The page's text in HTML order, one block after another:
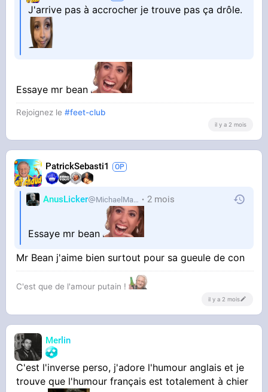
J'arrive pas à accrocher je trouve pas ça drôle.
Essaye mr bean
Rejoignez le#feet-club
il y a 2 mois
PatrickSebasti1
AnusLicker MichaelMann 2 mois
Essaye mr bean
Mr Bean j'aime bien surtout pour sa gueule de con
C'est que de l'amour putain !
il y a 2 mois
Merlin
C'est l'inverse perso, j'adore l'humour anglais et je
trouve que l'humour français est totalement à chier